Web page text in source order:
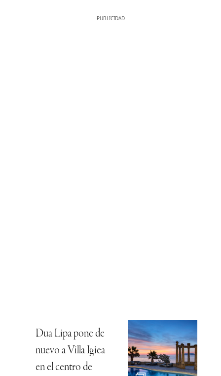
Dua Lipa pone de
nuevo a Villa Igiea
en el centro de